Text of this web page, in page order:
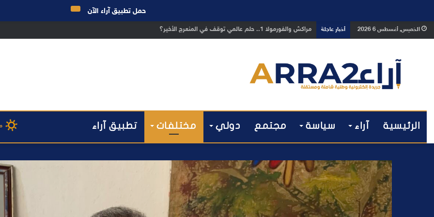
الخميس, أغسطس 6 2026 أخبار عاجلة بوفوطا يكتب : بين صمت الحكومة وسباق الانتخابات… هل أصبحت إدارة الأزمات خارج أولويات الفاعلين السياسيين؟
الرئيسية آراء سياسة مجتمع دولي مختلفات تطبيق آراء
حمل تطبيق آراء الآن